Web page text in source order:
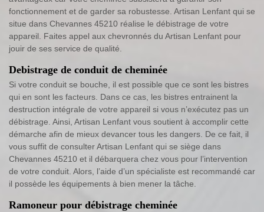
fonctionnement et de garder sa robustesse. Artisan Lenfant qui se
situe dans Chevannes 45210 réalise le débistrage de votre
appareil. Faites appel aux chevronnés du Artisan Lenfant pour
jouir de ses service de qualité.
Debistrage de conduit de cheminée
Si votre conduit se bouche, il est possible que ce sont les bistres
qui en sont les facteurs. Dans ce cas, les bistres entrainent la
destruction intégrale de votre appareil si vous n’exécutez pas un
débistrage. Ainsi, Artisan Lenfant vous soutient à accomplir cette
démarche afin de mieux devancer tous les dangers. De ce fait, il
vous suffit de consulter Artisan Lenfant qui se siège dans
Chevannes 45210 et il débarquera chez vous pour l’intervention
de votre conduit. Alors, l’aide d’un spécialiste est recommandé car
il possède les équipements à bien mener la tâche.
Ramoneur pour débistrage cheminée